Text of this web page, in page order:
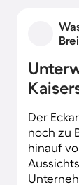
Der
noch zu
hinauf